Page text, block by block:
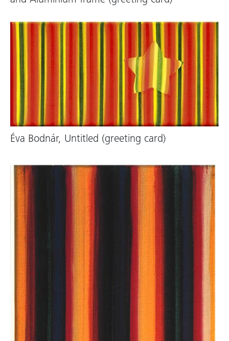
Éva Bodnár, Untitled (greeting card)